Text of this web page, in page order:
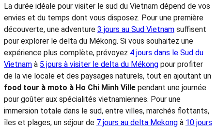
Rendez-vous sur:
Saigon Phnom Penh 3 jours
>Saigon Expériences des clients
>3 semaines Vietnam Thailande
>Circuits Thailande Vietnam
3 semaines au Vietnam
>Circuits du Sud Vietnam
>Voyage sur mesure Vietnam
5/5 - (1038 Vote)
Iris 5.0 Excellent
Combien de temps pour visiter le Sud du Vietnam ?